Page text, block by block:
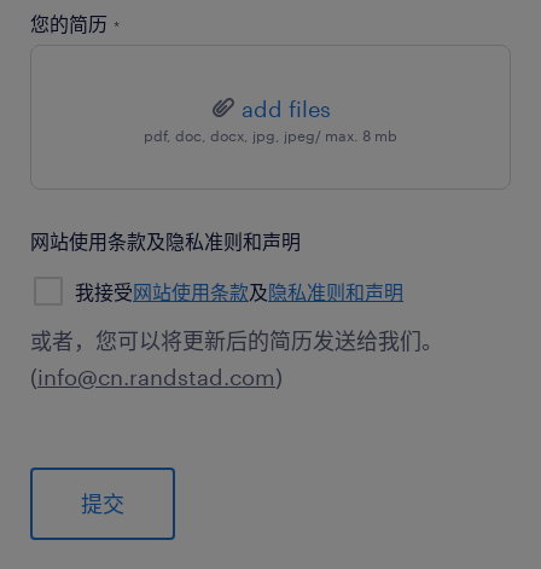
您的简历 *
add files
pdf, doc, docx, jpg, jpeg/ max. 8 mb
网站使用条款及隐私准则和声明
我接受网站使用条款及隐私准则和声明
或者，您可以将更新后的简历发送给我们。
(info@cn.randstad.com)